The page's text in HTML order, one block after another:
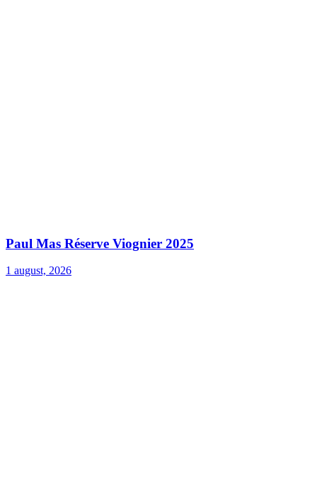
Paul Mas Réserve Viognier 2025
1 august, 2026